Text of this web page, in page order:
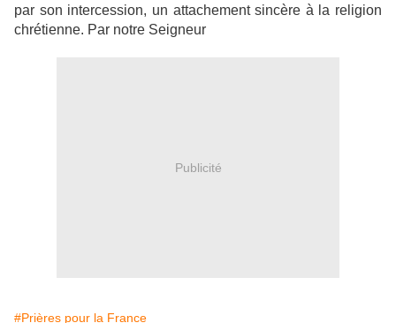
par son intercession, un attachement sincère à la religion
chrétienne. Par notre Seigneur
Publicité
#Prières pour la France